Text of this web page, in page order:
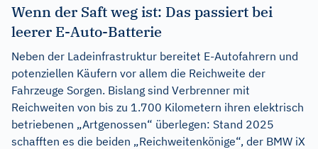
Wenn der Saft weg ist: Das passiert bei
leerer E-Auto-Batterie
Neben der Ladeinfrastruktur bereitet E-Autofahrern und
potenziellen Käufern vor allem die Reichweite der
Fahrzeuge Sorgen. Bislang sind Verbrenner mit
Reichweiten von bis zu 1.700 Kilometern ihren elektrisch
betriebenen „Artgenossen“ überlegen: Stand 2025
schafften es die beiden „Reichweitenkönige“, der BMW iX